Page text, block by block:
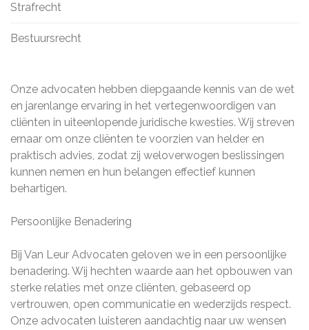
Strafrecht
Bestuursrecht
Onze advocaten hebben diepgaande kennis van de wet
en jarenlange ervaring in het vertegenwoordigen van
cliënten in uiteenlopende juridische kwesties. Wij streven
ernaar om onze cliënten te voorzien van helder en
praktisch advies, zodat zij weloverwogen beslissingen
kunnen nemen en hun belangen effectief kunnen
behartigen.
Persoonlijke Benadering
Bij Van Leur Advocaten geloven we in een persoonlijke
benadering. Wij hechten waarde aan het opbouwen van
sterke relaties met onze cliënten, gebaseerd op
vertrouwen, open communicatie en wederzijds respect.
Onze advocaten luisteren aandachtig naar uw wensen